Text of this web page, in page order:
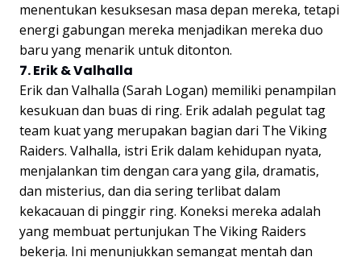
menentukan kesuksesan masa depan mereka, tetapi
energi gabungan mereka menjadikan mereka duo
baru yang menarik untuk ditonton.
7. Erik & Valhalla
Erik dan Valhalla (Sarah Logan) memiliki penampilan
kesukuan dan buas di ring. Erik adalah pegulat tag
team kuat yang merupakan bagian dari The Viking
Raiders. Valhalla, istri Erik dalam kehidupan nyata,
menjalankan tim dengan cara yang gila, dramatis,
dan misterius, dan dia sering terlibat dalam
kekacauan di pinggir ring. Koneksi mereka adalah
yang membuat pertunjukan The Viking Raiders
bekerja. Ini menunjukkan semangat mentah dan